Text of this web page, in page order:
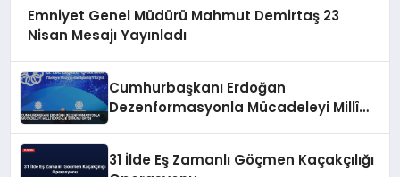
Emniyet Genel Müdürü Mahmut Demirtaş 23
Nisan Mesajı Yayınladı
Cumhurbaşkanı Erdoğan
Dezenformasyonla Mücadeleyi Millî
31 İlde Eş Zamanlı Göçmen Kaçakçılığı